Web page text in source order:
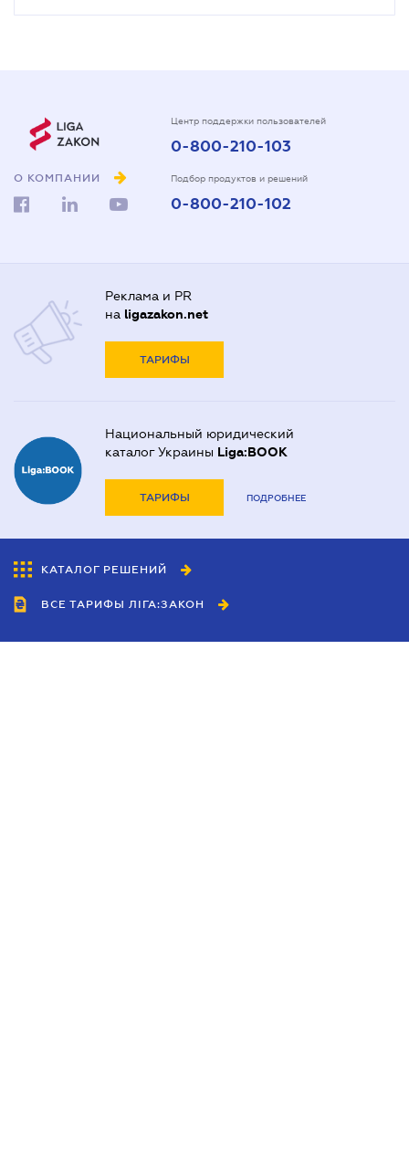
О КОМПАНИИ
Центр поддержки пользователей
0-800-210-103
Подбор продуктов и решений
0-800-210-102
Реклама и PR
на ligazakon.net
ТАРИФЫ
Национальный юридический
каталог Украины Liga:BOOK
ТАРИФЫ ПОДРОБНЕЕ
КАТАЛОГ РЕШЕНИЙ
ВСЕ ТАРИФЫ ЛІГА:ЗАКОН